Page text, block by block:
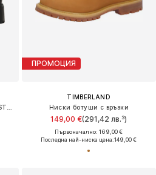
ПРОМОЦИЯ
TIMBERLAND
Ниски ботуши с връзки
149,00 €(291,42 лв.³)
Първоначално: 169,00 €
Последна най-ниска цена:149,00 €